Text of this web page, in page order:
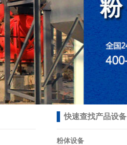
快速查找产品设备
粉体设备